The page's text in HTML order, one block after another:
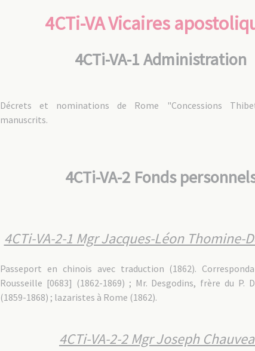
4CTi-VA Vicaires
4CTi-VA-1 Administration
Décrets et nominations de Rome "Concessions
manuscrits.
4CTi-VA-2 Fonds
4CTi-VA-2-1 Mgr Jacques-Léon Thomine-
Passeport en chinois avec traduction (1862).
Rousseille [0683] (1862-1869) ; Mr. Desgodins, frère du P.
(1859-1868) ; lazaristes à Rome (1862).
4CTi-VA-2-2 Mgr Joseph